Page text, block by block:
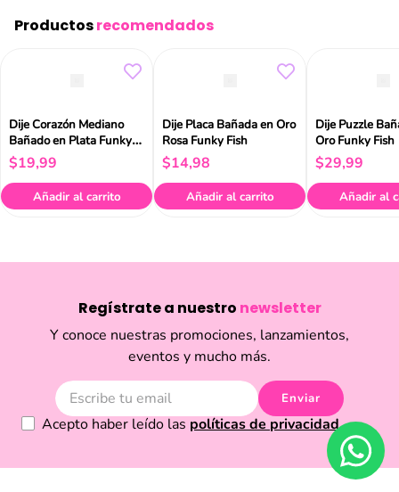
Productosrecomendados
Dije Corazón Mediano
Bañado en Plata Funky
Fish
$19,99
Añadir al carrito
Dije Placa Bañada en Oro
Rosa Funky Fish
$14,98
Añadir al carrito
Dije Puzzle
Oro Funky Fish
$29,99
Añadir al
Regístrate a nuestro newsletter
Y conoce nuestras promociones, lanzamientos,
eventos y mucho más.
Enviar
Acepto haber leído las políticas de privacidad.